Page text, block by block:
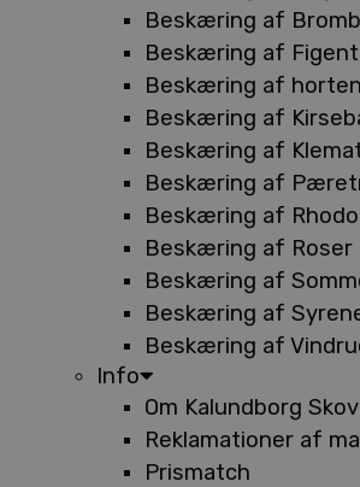
Beskæring af
Beskæring af
Beskæring af
Beskæring af
Beskæring af
Beskæring af
Beskæring af
Beskæring af Roser
Beskæring af
Beskæring af
Beskæring af
Info
Om Kalundborg
Reklamationer af
Prismatch